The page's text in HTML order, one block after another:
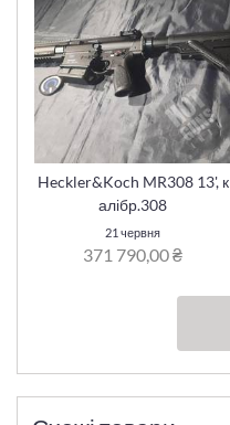
Heckler&Koch MR308 13', к
алібр.308
21 червня
371 790,00 ₴